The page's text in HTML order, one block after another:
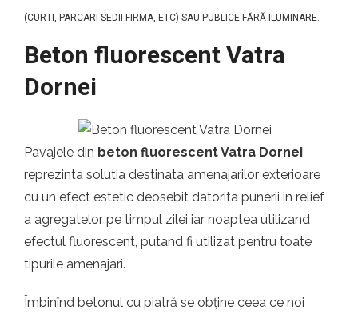
(CURTI, PARCARI SEDII FIRMA, ETC) SAU PUBLICE FĂRĂ ILUMINARE.
Beton fluorescent Vatra
Dornei
Pavajele din beton fluorescent Vatra Dornei
reprezinta solutia destinata amenajarilor exterioare
cu un efect estetic deosebit datorita punerii in relief
a agregatelor pe timpul zilei iar noaptea utilizand
efectul fluorescent, putand fi utilizat pentru toate
tipurile amenajari.
Îmbinînd betonul cu piatră se obține ceea ce noi